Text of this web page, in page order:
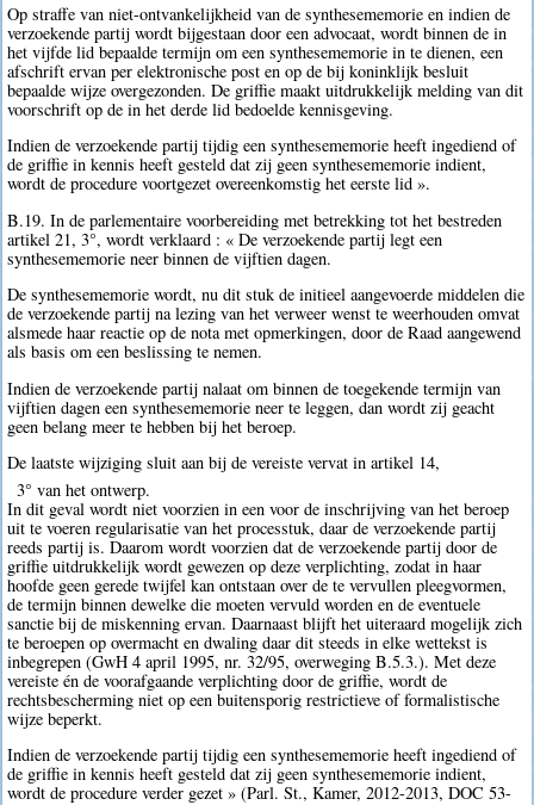
Op straffe van niet-ontvankelijkheid van de synthesememorie en indien de
verzoekende partij wordt bijgestaan door een advocaat, wordt binnen de in
het vijfde lid bepaalde termijn om een synthesememorie in te dienen, een
afschrift ervan per elektronische post en op de bij koninklijk besluit
bepaalde wijze overgezonden. De griffie maakt uitdrukkelijk melding van dit
voorschrift op de in het derde lid bedoelde kennisgeving.
Indien de verzoekende partij tijdig een synthesememorie heeft ingediend of
de griffie in kennis heeft gesteld dat zij geen synthesememorie indient,
wordt de procedure voortgezet overeenkomstig het eerste lid ».
B.19. In de parlementaire voorbereiding met betrekking tot het bestreden
artikel 21, 3°, wordt verklaard : « De verzoekende partij legt een
synthesememorie neer binnen de vijftien dagen.
De synthesememorie wordt, nu dit stuk de initieel aangevoerde middelen die
de verzoekende partij na lezing van het verweer wenst te weerhouden omvat
alsmede haar reactie op de nota met opmerkingen, door de Raad aangewend
als basis om een beslissing te nemen.
Indien de verzoekende partij nalaat om binnen de toegekende termijn van
vijftien dagen een synthesememorie neer te leggen, dan wordt zij geacht
geen belang meer te hebben bij het beroep.
De laatste wijziging sluit aan bij de vereiste vervat in artikel 14,
3° van het ontwerp.
In dit geval wordt niet voorzien in een voor de inschrijving van het beroep
uit te voeren regularisatie van het processtuk, daar de verzoekende partij
reeds partij is. Daarom wordt voorzien dat de verzoekende partij door de
griffie uitdrukkelijk wordt gewezen op deze verplichting, zodat in haar
hoofde geen gerede twijfel kan ontstaan over de te vervullen pleegvormen,
de termijn binnen dewelke die moeten vervuld worden en de eventuele
sanctie bij de miskenning ervan. Daarnaast blijft het uiteraard mogelijk zich
te beroepen op overmacht en dwaling daar dit steeds in elke wettekst is
inbegrepen (GwH 4 april 1995, nr. 32/95, overweging B.5.3.). Met deze
vereiste én de voorafgaande verplichting door de griffie, wordt de
rechtsbescherming niet op een buitensporig restrictieve of formalistische
wijze beperkt.
Indien de verzoekende partij tijdig een synthesememorie heeft ingediend of
de griffie in kennis heeft gesteld dat zij geen synthesememorie indient,
wordt de procedure verder gezet » (Parl. St., Kamer, 2012-2013, DOC 53-